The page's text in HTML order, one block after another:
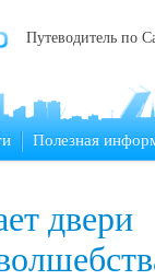
Путеводитель по
Полезная
двери